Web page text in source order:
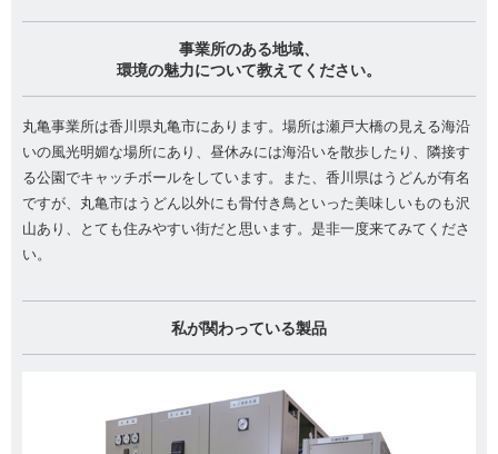
事業所のある地域、
環境の魅力について教えてください。
丸亀事業所は香川県丸亀市にあります。場所は瀬戸大橋の見える海沿
いの風光明媚な場所にあり、昼休みには海沿いを散歩したり、隣接す
る公園でキャッチボールをしています。また、香川県はうどんが有名
ですが、丸亀市はうどん以外にも骨付き鳥といった美味しいものも沢
山あり、とても住みやすい街だと思います。是非一度来てみてくださ
い。
私が関わっている製品